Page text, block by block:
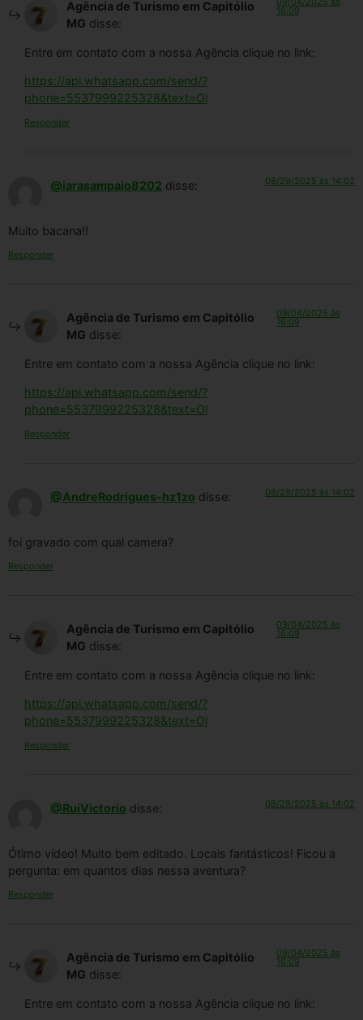
Agência de Turismo em Capitólio
MG disse:
16:09
Entre em contato com a nossa Agência clique no link:
https://api.whatsapp.com/send/?
phone=5537999225328&text=Ol
Responder
@iarasampaio8202 disse: 08/29/2025 às 14:02
Muito bacana!!
Responder
Agência de Turismo em Capitólio
MG disse:
09/04/2025 às
16:09
Entre em contato com a nossa Agência clique no link:
https://api.whatsapp.com/send/?
phone=5537999225328&text=Ol
Responder
@AndreRodrigues-hz1zo disse: 08/29/2025 às 14:02
foi gravado com qual camera?
Responder
Agência de Turismo em Capitólio
MG disse:
09/04/2025 às
16:09
Entre em contato com a nossa Agência clique no link:
https://api.whatsapp.com/send/?
phone=5537999225328&text=Ol
Responder
@RuiVictorio disse: 08/29/2025 às 14:02
Ótimo vídeo! Muito bem editado. Locais fantásticos! Ficou a
pergunta: em quantos dias nessa aventura?
Responder
Agência de Turismo em Capitólio
MG disse:
09/04/2025 às
16:09
Entre em contato com a nossa Agência clique no link: